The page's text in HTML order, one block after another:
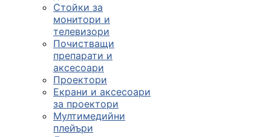
Стойки за
монитори и
телевизори
Почистващи
препарати и
аксесоари
Проектори
Екрани и аксесоари
за проектори
Мултимедийни
плейъри